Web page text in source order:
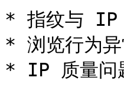
* 指纹与 IP
* 浏览行为异
* IP 质量问